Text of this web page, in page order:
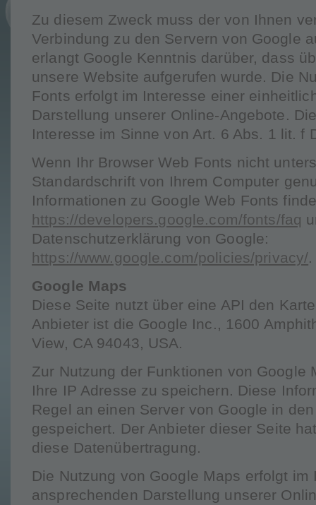
Zu diesem Zweck muss der von Ihnen
Verbindung zu den Servern von Google
erlangt Google Kenntnis darüber, dass
unsere Website aufgerufen wurde. Die
Fonts erfolgt im Interesse einer
Darstellung unserer Online-Angebote.
Interesse im Sinne von Art. 6 Abs. 1 lit. f
Wenn Ihr Browser Web Fonts nicht
Standardschrift von Ihrem Computer
Informationen zu Google Web Fonts
https://developers.google.com/fonts/faq
Datenschutzerklärung von Google:
https://www.google.com/policies/privacy/.
Google Maps
Diese Seite nutzt über eine API den
Anbieter ist die Google Inc., 1600
View, CA 94043, USA.
Zur Nutzung der Funktionen von Google
Ihre IP Adresse zu speichern. Diese
Regel an einen Server von Google in
gespeichert. Der Anbieter dieser Seite
diese Datenübertragung.
Die Nutzung von Google Maps erfolgt im
ansprechenden Darstellung unserer